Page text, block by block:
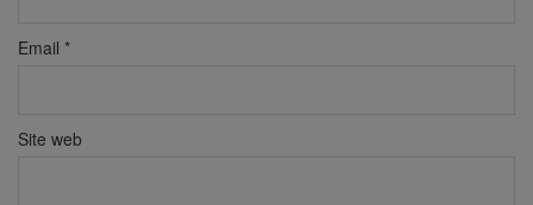
Email *
Site web